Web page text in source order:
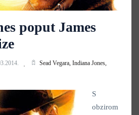
poput James
Sead Vegara, Indiana Jones,
S
obzirom